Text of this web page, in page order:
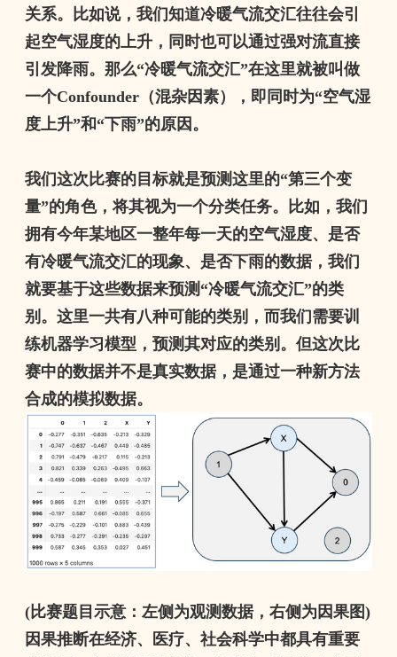
关系。比如说，我们知道冷暖气流交汇往往会引
起空气湿度的上升，同时也可以通过强对流直接
引发降雨。那么“冷暖气流交汇”在这里就被叫做
一个Confounder（混杂因素），即同时为“空气湿
度上升”和“下雨”的原因。
我们这次比赛的目标就是预测这里的“第三个变
量”的角色，将其视为一个分类任务。比如，我们
拥有今年某地区一整年每一天的空气湿度、是否
有冷暖气流交汇的现象、是否下雨的数据，我们
就要基于这些数据来预测 “冷暖气流交汇”的类
别。这里一共有八种可能的类别，而我们需要训
练机器学习模型，预测其对应的类别。但这次比
赛中的数据并不是真实数据，是通过一种新方法
合成的模拟数据。
(比赛题目示意：左侧为观测数据，右侧为因果图)
因果推断在经济、医疗、社会科学中都具有重要